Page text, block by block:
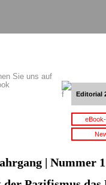
Sie uns auf
Editorial
| Nummer